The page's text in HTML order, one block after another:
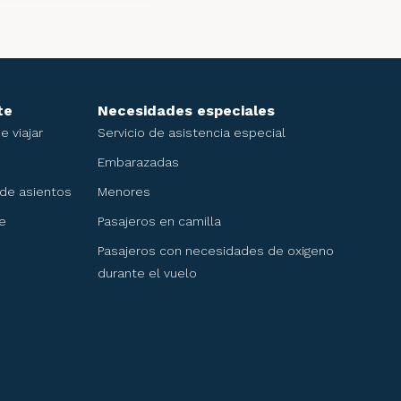
nuestros
y asistirles.
los niveles, es
viajar
asientos
Necesidades especiales
Servicio de asistencia especial
Embarazadas
Menores
Pasajeros en camilla
Pasajeros con necesidades de oxigeno
durante el vuelo